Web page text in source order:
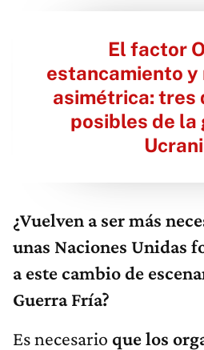
El factor
estancamiento y
asimétrica: tres
posibles de la
¿Vuelven a ser más
unas Naciones Unidas
a este cambio de
Guerra Fría?
Es necesario que los